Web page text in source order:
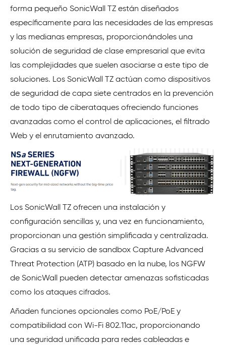
forma pequeño SonicWall TZ están diseñados
específicamente para las necesidades de las empresas
y las medianas empresas, proporcionándoles una
solución de seguridad de clase empresarial que evita
las complejidades que suelen asociarse a este tipo de
soluciones. Los SonicWall TZ actúan como dispositivos
de seguridad de capa siete centrados en la prevención
de todo tipo de ciberataques ofreciendo funciones
avanzadas como el control de aplicaciones, el filtrado
Web y el enrutamiento avanzado.
Los SonicWall TZ ofrecen una instalación y
configuración sencillas y, una vez en funcionamiento,
proporcionan una gestión simplificada y centralizada.
Gracias a su servicio de sandbox Capture Advanced
Threat Protection (ATP) basado en la nube, los NGFW
de SonicWall pueden detectar amenazas sofisticadas
como los ataques cifrados.
Añaden funciones opcionales como PoE/PoE y
compatibilidad con Wi-Fi 802.11ac, proporcionando
una seguridad unificada para redes cableadas e